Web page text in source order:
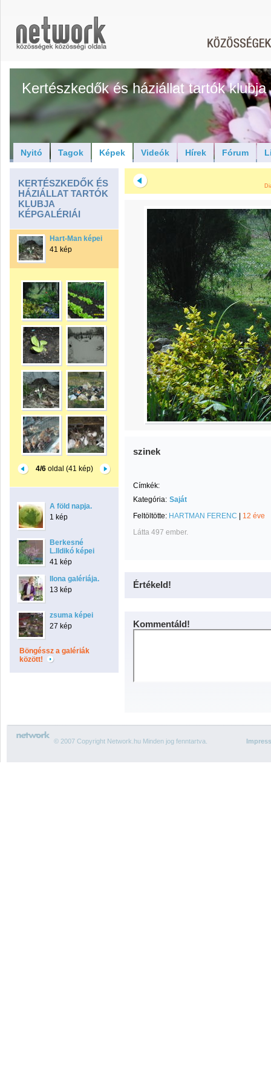
Kertészkedők és háziállat tartók klubja
Nyitó Tagok Képek Videók Hírek Fórum
KERTÉSZKEDŐK ÉS
HÁZIÁLLAT TARTÓK
KLUBJA
KÉPGALÉRIÁI
Hart-Man képei
41 kép
4/6oldal (41 kép)
A föld napja.
1 kép
Berkesné
L.Ildikó képei
41 kép
Ilona galériája.
13 kép
zsuma képei
27 kép
Böngéssz a galériák
között!
szinek
Címkék:
Kategória: Saját
Feltöltötte: HARTMAN FERENC
12 éve
Látta 497 ember.
Értékeld!
Kommentáld!
© 2007 Copyright Network.hu Minden jog fenntartva.